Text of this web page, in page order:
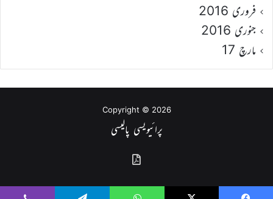
فروری 2016
جنوری 2016
مارچ 17
Copyright © 2026
پرائیویسی پالیسی
گذشتہ
شمارے